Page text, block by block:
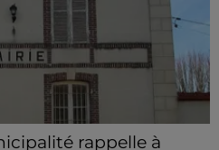
rappelle à